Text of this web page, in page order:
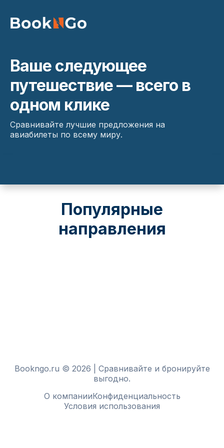
Ваше следующее
путешествие — всего в
одном клике
Сравнивайте лучшие предложения на
авиабилеты по всему миру.
Популярные
направления
Bookngo.ru © 2026 | Сравнивайте и бронируйте
выгодно.
О компанииКонфиденциальность
Условия использования